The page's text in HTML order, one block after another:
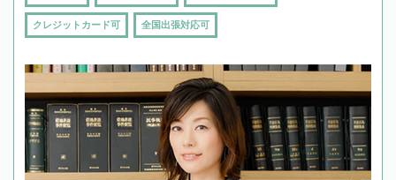
クレジットカード可 全国出張対応可